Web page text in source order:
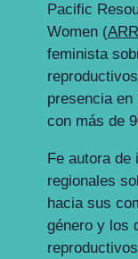
Pacific
Women (
feminista
presencia
con más de
Fe autora de
regionales
hacia sus
género y los